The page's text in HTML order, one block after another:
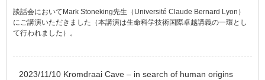
談話会においてMark Stoneking先生（Université Claude Bernard Lyon）
にご講演いただきました（本講演は生命科学技術国際卓越講義の一環とし
て行われました）。
2023/11/10 Kromdraai Cave – in search of human origins